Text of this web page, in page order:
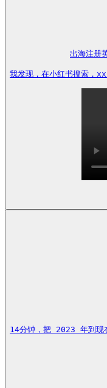
出海注册
我发现，在小红书搜索
14分钟，把 2023 年到